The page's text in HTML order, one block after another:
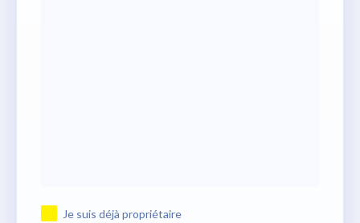
Je suis déjà propriétaire